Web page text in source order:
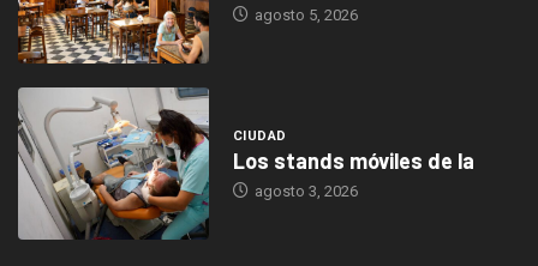
agosto 5, 2026
CIUDAD
Los stands móviles de la
agosto 3, 2026